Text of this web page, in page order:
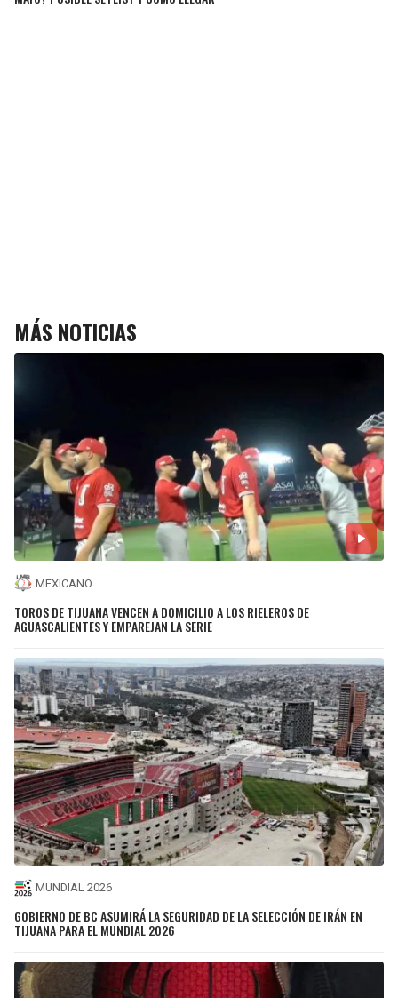
MÁS NOTICIAS
MEXICANO
TOROS DE TIJUANA VENCEN A DOMICILIO A LOS RIELEROS DE
AGUASCALIENTES Y EMPAREJAN LA SERIE
MUNDIAL 2026
GOBIERNO DE BC ASUMIRÁ LA SEGURIDAD DE LA SELECCIÓN DE IRÁN EN
TIJUANA PARA EL MUNDIAL 2026